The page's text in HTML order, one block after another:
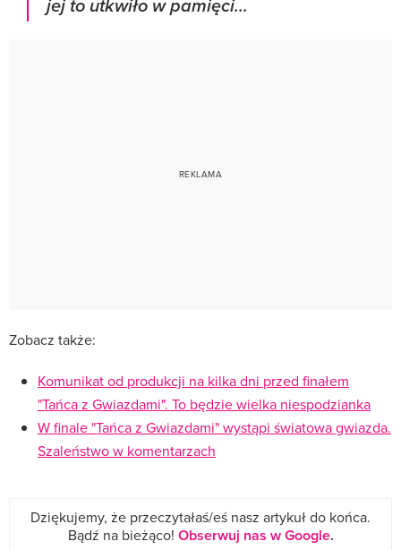
jej to utkwiło w pamięci...
Zobacz także:
Komunikat od produkcji na kilka dni przed finałem
"Tańca z Gwiazdami". To będzie wielka niespodzianka
W finale "Tańca z Gwiazdami" wystąpi światowa gwiazda.
Szaleństwo w komentarzach
Dziękujemy, że przeczytałaś/eś nasz artykuł do końca.
Bądź na bieżąco! Obserwuj nas w Google.